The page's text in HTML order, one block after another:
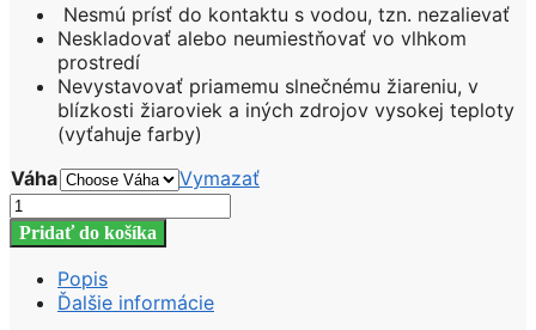
Nesmú prísť do kontaktu s vodou, tzn. nezalievať
Neskladovať alebo neumiestňovať vo vlhkom
prostredí
Nevystavovať priamemu slnečnému žiareniu, v
blízkosti žiaroviek a iných zdrojov vysokej teploty
(vyťahuje farby)
Váha
Vymazať
množstvo
Stabilizovaný
Lišajník
mach
CITRONOVO
Pridať do košíka
Popis
Ďalšie informácie